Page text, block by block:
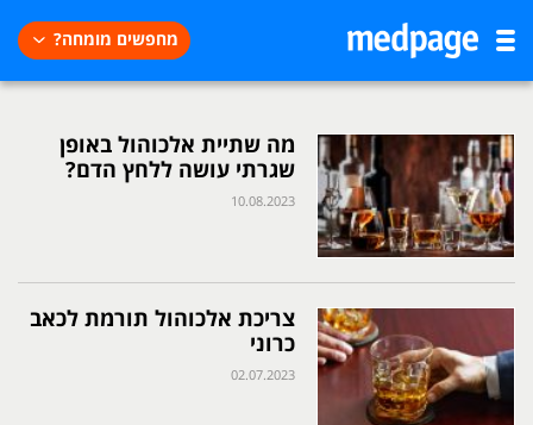
מחפשים מומחה?
מה שתיית אלכוהול באופן
שגרתי עושה ללחץ הדם?
10.08.2023
צריכת אלכוהול תורמת לכאב
כרוני
02.07.2023